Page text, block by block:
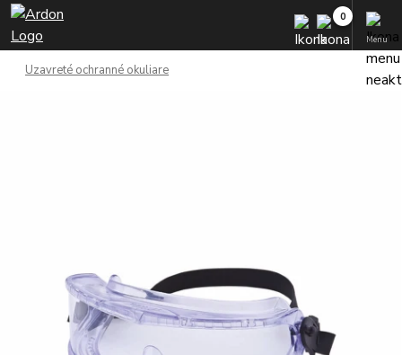
Menu
Uzavreté ochranné okuliare